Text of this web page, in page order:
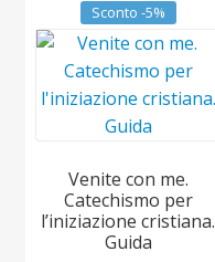
Sconto -5%
Venite con me.
Catechismo per
l’iniziazione cristiana.
Guida